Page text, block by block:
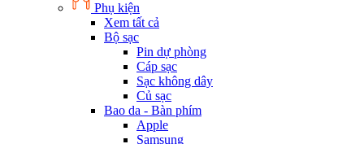
Phụ kiện
Xem tất cả
Bộ sạc
Pin dự phòng
Cáp sạc
Sạc không dây
Củ sạc
Bao da - Bàn phím
Apple
Samsung